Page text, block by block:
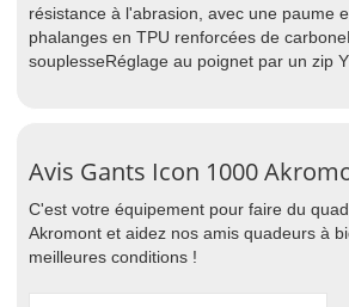
résistance à l'abrasion, avec une paume
phalanges en TPU renforcées de
souplesseRéglage au poignet par un zip
Avis Gants Icon 1000
C'est votre équipement pour faire du
Akromont et aidez nos amis quadeurs à
meilleures conditions !